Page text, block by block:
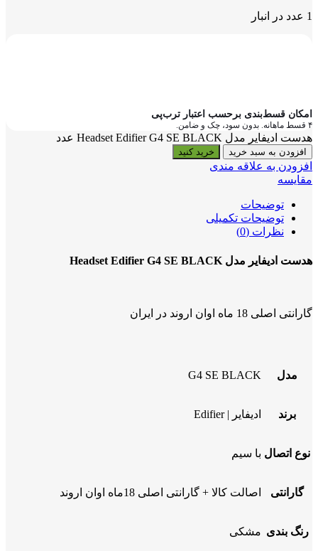
1 عدد در انبار
امکان قسط‌بندی برحسب اعتبار ترب‌پی
۴ قسط ماهانه. بدون سود، چک و ضامن.
هدست ادیفایر مدل Headset Edifier G4 SE BLACK عدد
افزودن به سبد خرید خرید کنید
افزودن به علاقه مندی
مقایسه
توضیحات
توضیحات تکمیلی
نظرات (0)
هدست ادیفایر مدل Headset Edifier G4 SE BLACK
گارانتی اصلی 18 ماه اوان اروند در ایران
مدل G4 SE BLACK
برند ادیفایر | Edifier
نوع اتصال با سیم
گارانتی اصالت کالا + گارانتی اصلی 18ماه اوان اروند
رنگ بندی مشکی